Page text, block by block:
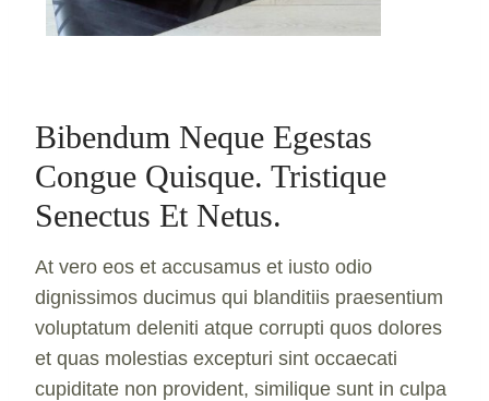
Bibendum Neque Egestas
Congue Quisque. Tristique
Senectus Et Netus.
At vero eos et accusamus et iusto odio
dignissimos ducimus qui blanditiis praesentium
voluptatum deleniti atque corrupti quos dolores
et quas molestias excepturi sint occaecati
cupiditate non provident, similique sunt in culpa